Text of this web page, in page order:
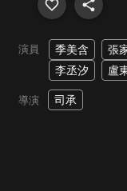
演員 季美含 張
李丞汐
盧
導演 司承